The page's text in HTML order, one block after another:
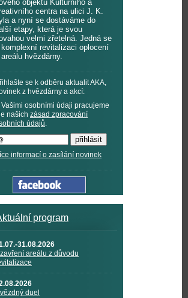
objektu Kulturního a
centra na ulici J. K.
a nyní se dostáváme do
etapy, která je svou
velmi zřetelná. Jedná se
revitalizaci oplocení
hvězdárny.
se k odběru aktualit AKA,
z hvězdárny a akcí:
Vašimi osobními údaji pracujeme
našich zásad zpracování
údajů.
informací o zasílání novinek
program
31.08.2026
areálu z důvodu
duel